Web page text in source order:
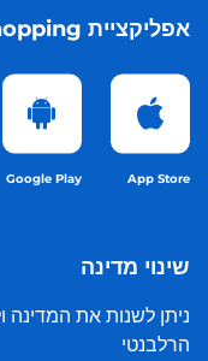
אפליקציית myMeest Shopping
App Store
Google Play
שינוי מדינה
ניתן לשנות את המדינה
הרלבנטי